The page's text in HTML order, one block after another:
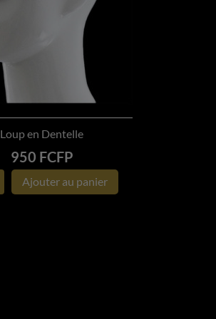
APERÇU RAPIDE
Loup en Dentelle
Prix
950 FCFP
Ajouter au panier